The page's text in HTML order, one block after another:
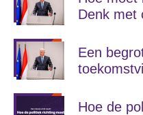
Denk met
Een
Hoe de